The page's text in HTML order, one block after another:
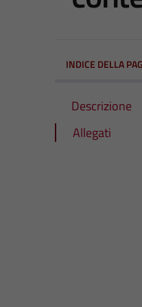
INDICE DELLA
Descrizione
Allegati